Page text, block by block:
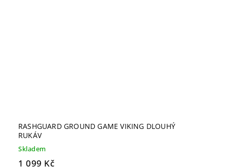
RASHGUARD GROUND GAME VIKING DLOUHÝ
RUKÁV
Skladem
1 099 Kč